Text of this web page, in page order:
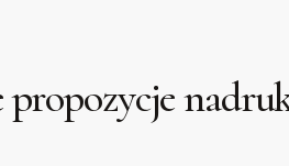
propozycje